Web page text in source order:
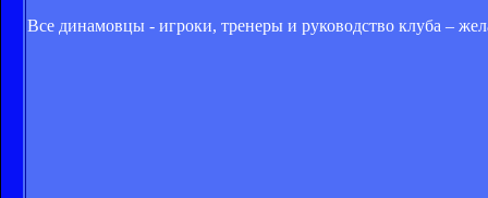
Все динамовцы - игроки, тренеры и руководство клуба –